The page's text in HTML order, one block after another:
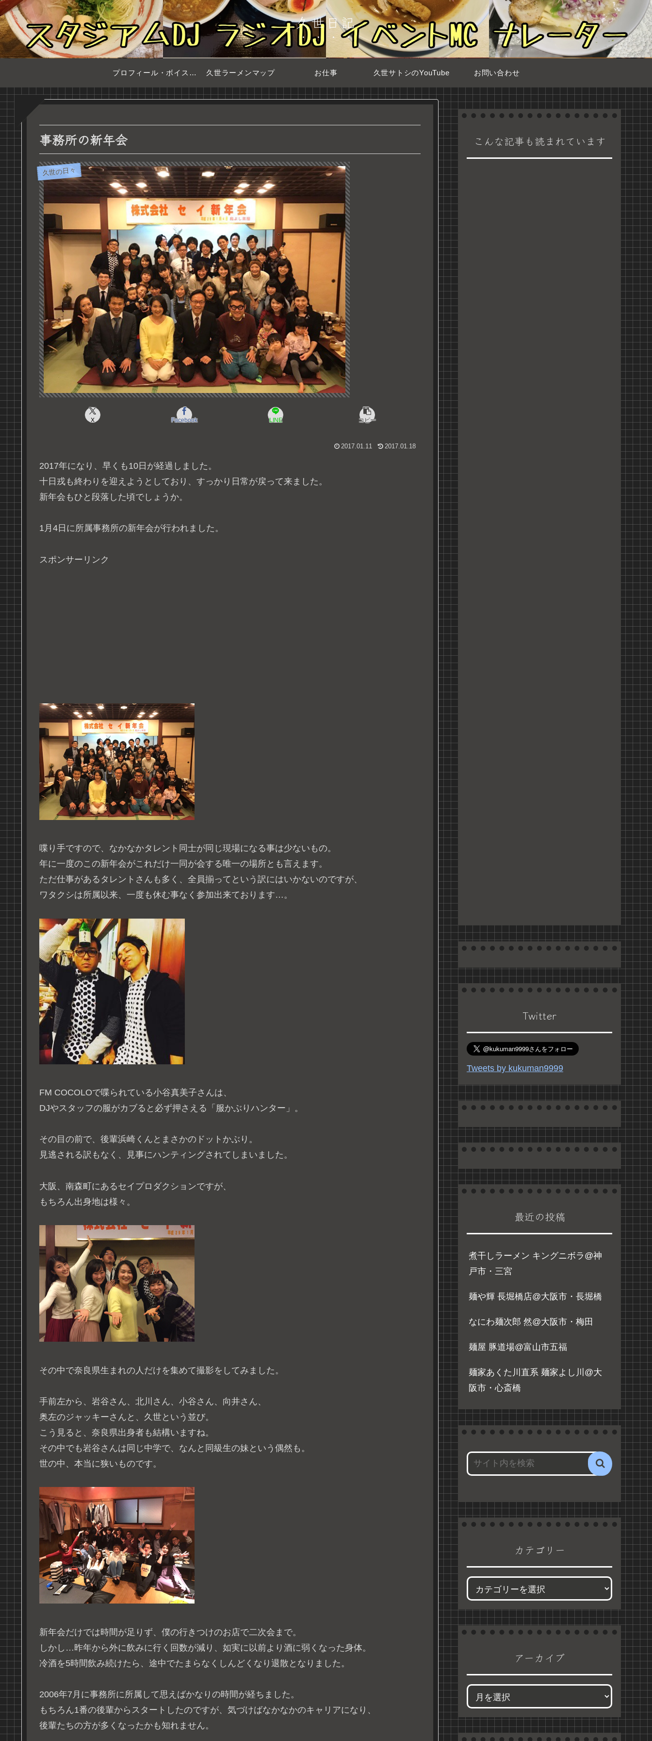
久世日記
プロフィール・ボイスサンプル 久世ラーメンマップ お仕事 久世サトシのYouTube お問い合わせ
事務所の新年会
久世の日々
X Facebook LINE コピー
2017.01.11 2017.01.18
2017年になり、早くも10日が経過しました。
十日戎も終わりを迎えようとしており、すっかり日常が戻って来ました。
新年会もひと段落した頃でしょうか。
1月4日に所属事務所の新年会が行われました。
スポンサーリンク
喋り手ですので、なかなかタレント同士が同じ現場になる事は少ないもの。
年に一度のこの新年会がこれだけ一同が会する唯一の場所とも言えます。
ただ仕事があるタレントさんも多く、全員揃ってという訳にはいかないのですが、
ワタクシは所属以来、一度も休む事なく参加出来ております…。
FM COCOLOで喋られている小谷真美子さんは、
DJやスタッフの服がカブると必ず押さえる「服かぶりハンター」。
その目の前で、後輩浜崎くんとまさかのドットかぶり。
見逃される訳もなく、見事にハンティングされてしまいました。
大阪、南森町にあるセイプロダクションですが、
もちろん出身地は様々。
その中で奈良県生まれの人だけを集めて撮影をしてみました。
手前左から、岩谷さん、北川さん、小谷さん、向井さん、
奥左のジャッキーさんと、久世という並び。
こう見ると、奈良県出身者も結構いますね。
その中でも岩谷さんは同じ中学で、なんと同級生の妹という偶然も。
世の中、本当に狭いものです。
新年会だけでは時間が足りず、僕の行きつけのお店で二次会まで。
しかし…昨年から外に飲みに行く回数が減り、如実に以前より酒に弱くなった身体。
冷酒を5時間飲み続けたら、途中でたまらなくしんどくなり退散となりました。
2006年7月に事務所に所属して思えばかなりの時間が経ちました。
もちろん1番の後輩からスタートしたのですが、気づけばなかなかのキャリアになり、
後輩たちの方が多くなったかも知れません。
こんな記事も読まれています
Twitter
Tweets by kukuman9999
最近の投稿
煮干しラーメン キングニボラ@神
戸市・三宮
麺や輝 長堀橋店@大阪市・長堀橋
なにわ麺次郎 然@大阪市・梅田
麺屋 豚道場@富山市五福
麺家あくた川直系 麺家よし川@大
阪市・心斎橋
カテゴリー
アーカイブ